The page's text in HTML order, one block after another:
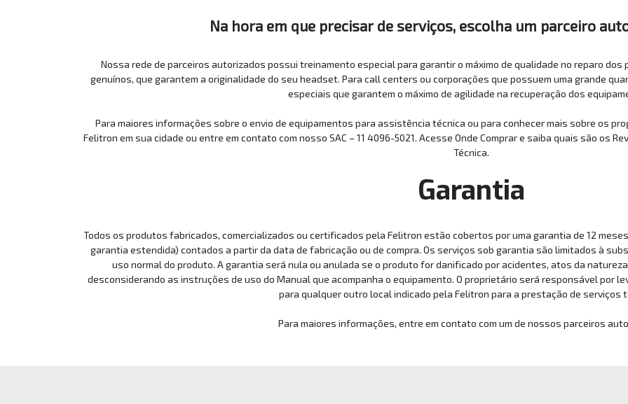
Na hora em que precisar de serviços, escolha um parceiro
Nossa rede de parceiros autorizados possui treinamento especial para garantir o máximo de qualidade no reparo
genuínos, que garantem a originalidade do seu headset. Para call centers ou corporações que possuem uma grande
especiais que garantem o máximo de agilidade na recuperação dos
Para maiores informações sobre o envio de equipamentos para assistência técnica ou para conhecer mais sobre os
Felitron em sua cidade ou entre em contato com nosso SAC – 11 4096-5021. Acesse Onde Comprar e saiba quais são os
Técnica.
Garantia
Todos os produtos fabricados, comercializados ou certificados pela Felitron estão cobertos por uma garantia de 12
garantia estendida) contados a partir da data de fabricação ou de compra. Os serviços sob garantia são limitados à
uso normal do produto. A garantia será nula ou anulada se o produto for danificado por acidentes, atos da
desconsiderando as instruções de uso do Manual que acompanha o equipamento. O proprietário será responsável por
para qualquer outro local indicado pela Felitron para a prestação de serviços
Para maiores informações, entre em contato com um de nossos parceiros